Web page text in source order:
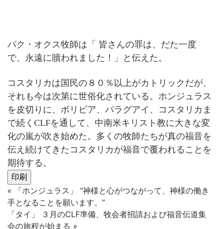
パク・オクス牧師は「 皆さんの罪は、だた一度
で、永遠に贖われました！」と伝えた。
コスタリカは国民の８０％以上がカトリックだが、
それも今は次第に世俗化されている。ホンジュラス
を皮切りに、ボリビア、パラグアイ、コスタリカま
で続くCLFを通して、中南米キリスト教に大きな変
化の嵐が吹き始めた。多くの牧師たちが真の福音を
伝え続けてきたコスタリカが福音で覆われることを
期待する。
印刷
«
「ホンジュラス」 "神様と心がつながって、神様の働き
手となることを願います。”
「タイ」 ３月のCLF準備、牧会者招請および福音伝道集
会の旅程が始まる »